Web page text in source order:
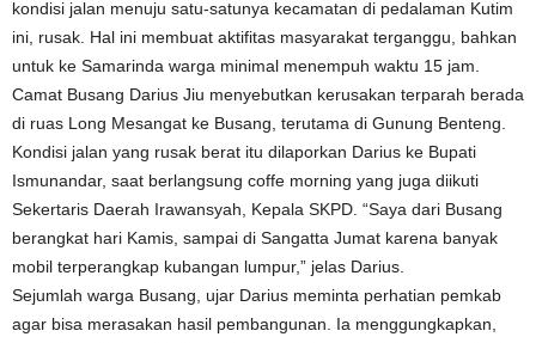
kondisi jalan menuju satu-satunya kecamatan di pedalaman Kutim
ini, rusak. Hal ini membuat aktifitas masyarakat terganggu, bahkan
untuk ke Samarinda warga minimal menempuh waktu 15 jam.
Camat Busang Darius Jiu menyebutkan kerusakan terparah berada
di ruas Long Mesangat ke Busang, terutama di Gunung Benteng.
Kondisi jalan yang rusak berat itu dilaporkan Darius ke Bupati
Ismunandar, saat berlangsung coffe morning yang juga diikuti
Sekertaris Daerah Irawansyah, Kepala SKPD. “Saya dari Busang
berangkat hari Kamis, sampai di Sangatta Jumat karena banyak
mobil terperangkap kubangan lumpur,” jelas Darius.
Sejumlah warga Busang, ujar Darius meminta perhatian pemkab
agar bisa merasakan hasil pembangunan. Ia menggungkapkan,